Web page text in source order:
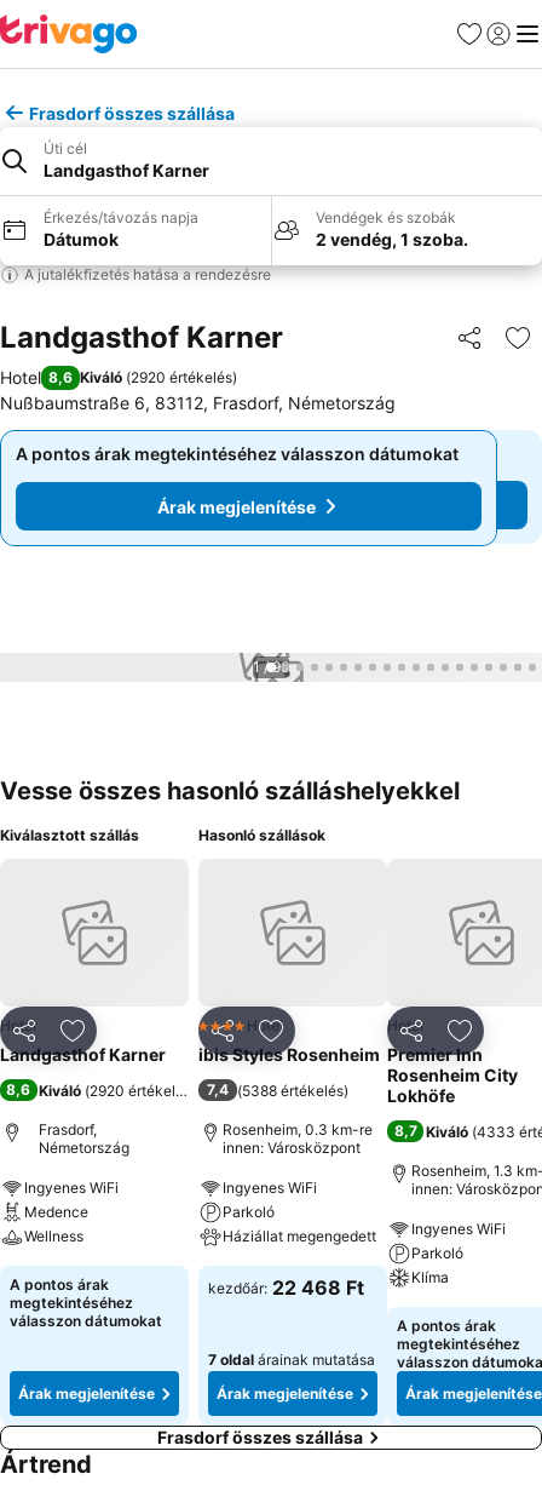
Kedvencek
Frasdorf összes szállása
Úti cél
Landgasthof Karner
Érkezés/távozás napja
Dátumok
Vendégek és szobák
2 vendég, 1 szoba.
A jutalékfizetés hatása a rendezésre
Landgasthof Karner
Hotel 8,6 Kiváló (2920 értékelés)
Nußbaumstraße 6, 83112, Frasdorf, Németország
A pontos árak megtekintéséhez válasszon dátumokat
Árak megjelenítése
A pontos árak megtekintéséhez válasszon dátumokat
Árak megjelenítése
1 / 96
Vesse összes hasonló szálláshelyekkel
Kiválasztott szállás
MegosztásHozzáadás a kedvencekhez
Hotel
Landgasthof Karner
8,6 Kiváló (2920 értékelés
Frasdorf,
Németország
Ingyenes WiFi
Medence
Wellness
A pontos árak
megtekintéséhez
válasszon dátumokat
Árak megjelenítése
Hasonló szállások
MegosztásHozzáadás a kedvencekhez
4 Kategória
Hotel
ibis Styles Rosenheim
7,4 (5388 értékelés)
Rosenheim, 0.3 km-re
innen: Városközpont
Ingyenes WiFi
Parkoló
Háziállat megengedett
kezdőár: 22 468 Ft
7 oldal árainak mutatása
Árak megjelenítése
Megosztás
Hotel
Premier Inn
Rosenheim City
Lokhöfe
8,7 Kiváló (4333
Rosenheim, 1.3
innen:
Ingyenes WiFi
Parkoló
Klíma
A pontos árak
megtekintéséhez
válasszon
Árak megjelenítése
Frasdorf összes szállása
Ártrend